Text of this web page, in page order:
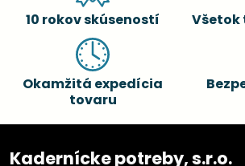
10 rokov skúseností Všetok
Okamžitá expedícia
tovaru
Kadernícke potreby, s.r.o.